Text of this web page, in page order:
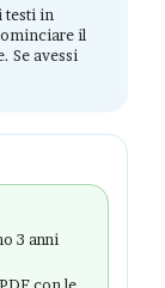
testi in
il
Se avessi
3 anni
con le